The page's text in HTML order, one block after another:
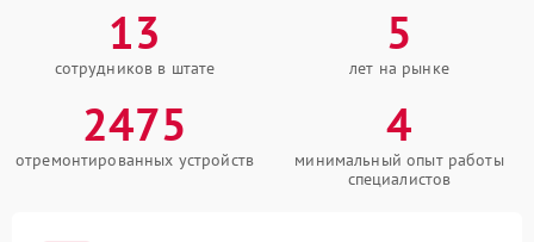
13
сотрудников в штате
5
лет на рынке
2475
отремонтированных устройств
4
минимальный опыт работы
специалистов